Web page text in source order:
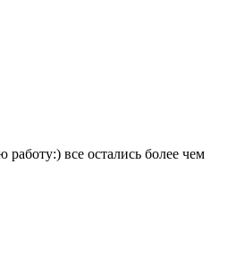
все остались более чем